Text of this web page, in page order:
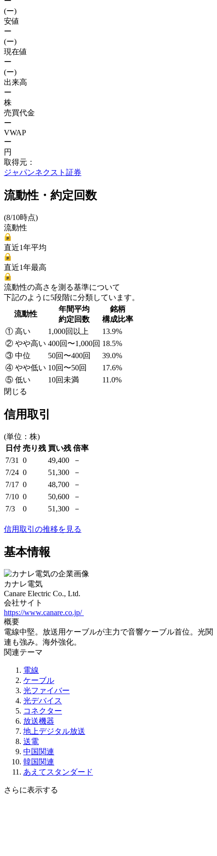
(ー)
安値
ー
(ー)
現在値
ー
(ー)
出来高
ー
株
売買代金
ー
VWAP
ー
円
取得元：
ジャパンネクスト証券
流動性・約定回数
(8/10時点)
流動性
直近1年平均
直近1年最高
流動性の高さを測る基準について
下記のように5段階に分類しています。
流動性
年間平均
約定回数
銘柄
構成比率
① 高い
1,000回以上
13.9%
② やや高い 400回〜1,000回 18.5%
③ 中位
50回〜400回
39.0%
④ やや低い 10回〜50回
17.6%
⑤ 低い
10回未満
11.0%
閉じる
信用取引
(単位：株)
日付 売り残 買い残 倍率
7/31
0 49,400
－
7/24 0 51,300
－
7/17 0 48,700
－
7/10 0 50,600
－
7/3
0 51,300 －
信用取引の推移を見る
基本情報
カナレ電気
Canare Electric Co., Ltd.
会社サイト
https://www.canare.co.jp/
概要
電線中堅。放送用ケーブルが主力で音響ケーブル首位。光関
連も強み。海外強化。
関連テーマ
電線
ケーブル
光ファイバー
光デバイス
コネクター
放送機器
地上デジタル放送
送電
中国関連
韓国関連
あえてスタンダード
さらに表示する